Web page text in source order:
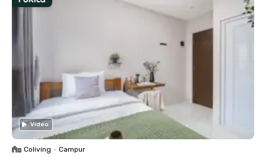
Video
Coliving • Campur